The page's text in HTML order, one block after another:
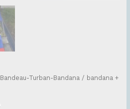
Bandeau-Turban-Bandana / bandana +